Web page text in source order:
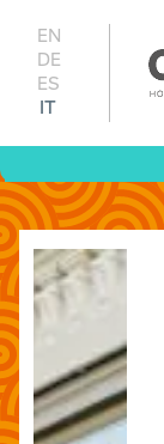
EN
DE
ES
IT